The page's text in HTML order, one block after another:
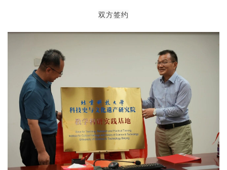
双方签约